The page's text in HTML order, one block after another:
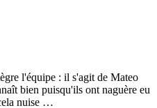
l'équipe : il s'agit de Mateo
bien puisqu'ils ont naguère eu
nuise …